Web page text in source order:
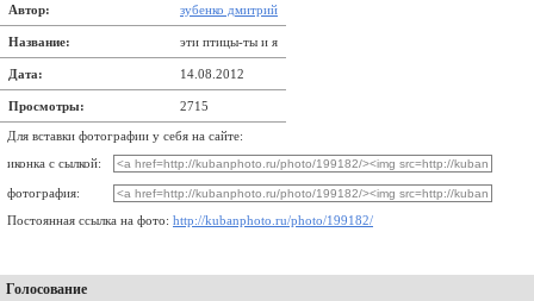
Автор: зубенко дмитрий
Название: эти птицы-ты и я
Дата: 14.08.2012
Просмотры: 2715
Для вставки фотографии у себя на сайте:
иконка с сылкой:
фотография:
Постоянная ссылка на фото: http://kubanphoto.ru/photo/199182/
Голосование